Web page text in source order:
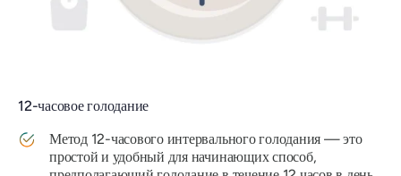
12-часовое голодание
Метод 12-часового интервального голодания — это
простой и удобный для начинающих способ,